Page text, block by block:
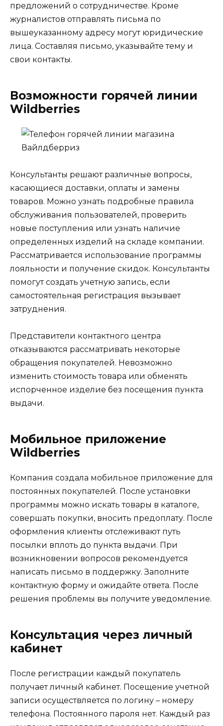
предложений о сотрудничестве. Кроме
журналистов отправлять письма по
вышеуказанному адресу могут юридические
лица. Составляя письмо, указывайте тему и
свои контакты.
Возможности горячей линии
Wildberries
Консультанты решают различные вопросы,
касающиеся доставки, оплаты и замены
товаров. Можно узнать подробные правила
обслуживания пользователей, проверить
новые поступления или узнать наличие
определенных изделий на складе компании.
Рассматривается использование программы
лояльности и получение скидок. Консультанты
помогут создать учетную запись, если
самостоятельная регистрация вызывает
затруднения.
Представители контактного центра
отказываются рассматривать некоторые
обращения покупателей. Невозможно
изменить стоимость товара или обменять
испорченное изделие без посещения пункта
выдачи.
Мобильное приложение
Wildberries
Компания создала мобильное приложение для
постоянных покупателей. После установки
программы можно искать товары в каталоге,
совершать покупки, вносить предоплату. После
оформления клиенты отслеживают путь
посылки вплоть до пункта выдачи. При
возникновении вопросов рекомендуется
написать письмо в поддержку. Заполните
контактную форму и ожидайте ответа. После
решения проблемы вы получите уведомление.
Консультация через личный
кабинет
После регистрации каждый покупатель
получает личный кабинет. Посещение учетной
записи осуществляется по логину – номеру
телефона. Постоянного пароля нет. Каждый раз